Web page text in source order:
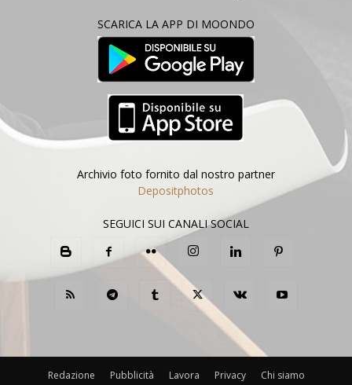
SCARICA LA APP DI MOONDO
Archivio foto fornito dal nostro partner
Depositphotos
SEGUICI SUI CANALI SOCIAL
Redazione Pubblicità Lavora Privacy Chi siamo